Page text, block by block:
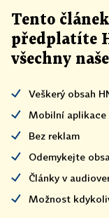
Tento článek
předplatíte
všechny
Veškerý obsah
Mobilní aplikace
Bez reklam
Odemykejte
Články v
Možnost